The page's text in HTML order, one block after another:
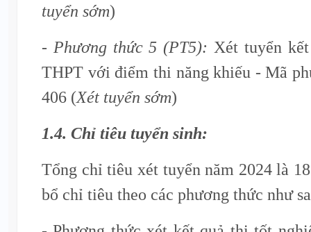
tuyển sớm)
- Phương thức 5 (PT5): Xét tuyển
THPT với điểm thi năng khiếu - Mã
406 (Xét tuyển sớm)
1.4. Chỉ tiêu tuyển sinh:
Tổng chỉ tiêu xét tuyển năm 2024 là
bổ chỉ tiêu theo các phương thức như